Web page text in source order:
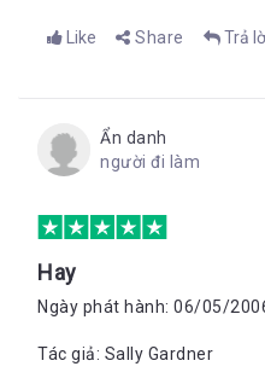
Like Share Trả
Ẩn danh
người đi làm
Hay
Ngày phát hành: 06/05/
Tác giả: Sally Gardner